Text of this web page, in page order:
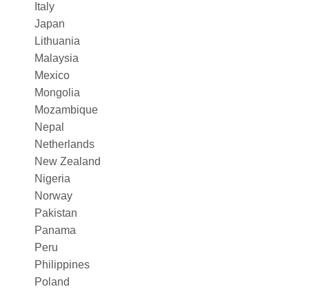
Italy
Japan
Lithuania
Malaysia
Mexico
Mongolia
Mozambique
Nepal
Netherlands
New Zealand
Nigeria
Norway
Pakistan
Panama
Peru
Philippines
Poland